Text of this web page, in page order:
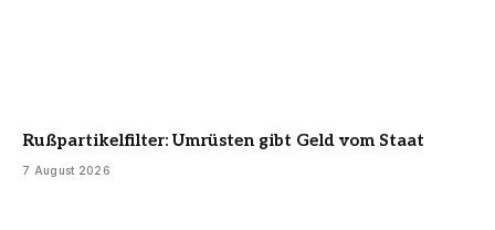
Rußpartikelfilter: Umrüsten gibt Geld vom Staat
7 August 2026